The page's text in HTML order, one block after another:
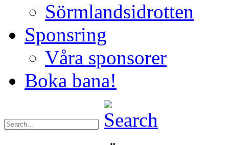
Sörmlandsidrotten
Sponsring
Våra sponsorer
Boka bana!